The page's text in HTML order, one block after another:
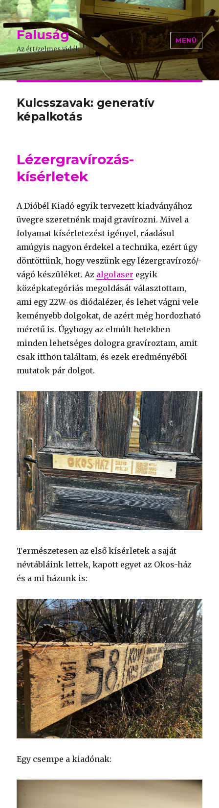
Faluság
Az ért/zelmes vidék
MENÜ
Kulcsszavak: generatív
képalkotás
Lézergravírozás-
kísérletek
A Dióbél Kiadó egyik tervezett kiadványához
üvegre szeretnénk majd gravírozni. Mivel a
folyamat kísérletezést igényel, ráadásul
amúgyis nagyon érdekel a technika, ezért úgy
döntöttünk, hogy veszünk egy lézergravírozó/-
vágó készüléket. Az algolaser egyik
középkategóriás megoldását választottam,
ami egy 22W-os diódalézer, és lehet vágni vele
keményebb dolgokat, de azért még hordozható
méretű is. Úgyhogy az elmúlt hetekben
minden lehetséges dologra gravíroztam, amit
csak itthon találtam, és ezek eredményéből
mutatok pár dolgot.
Természetesen az első kísérletek a saját
névtábláink lettek, kapott egyet az Okos-ház
és a mi házunk is:
Egy csempe a kiadónak: